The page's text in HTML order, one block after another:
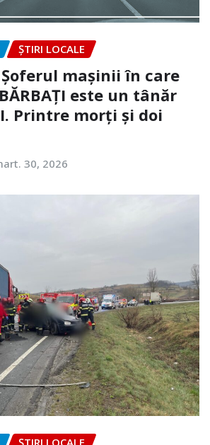
ȘTIRI LOCALE
Șoferul mașinii în care
este un tânăr
Printre morți și doi
30, 2026